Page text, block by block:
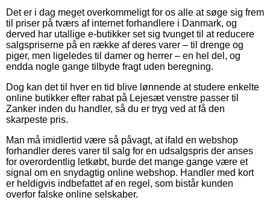
Det er i dag meget overkommeligt for os alle at søge sig frem
til priser på tværs af internet forhandlere i Danmark, og
derved har utallige e-butikker set sig tvunget til at reducere
salgspriserne på en række af deres varer – til drenge og
piger, men ligeledes til damer og herrer – en hel del, og
endda nogle gange tilbyde fragt uden beregning.
Dog kan det til hver en tid blive lønnende at studere enkelte
online butikker efter rabat på Lejesæt venstre passer til
Zanker inden du handler, så du er tryg ved at få den
skarpeste pris.
Man må imidlertid være så påvagt, at ifald en webshop
forhandler deres varer til salg for en udsalgspris der anses
for overordentlig letkøbt, burde det mange gange være et
signal om en snydagtig online webshop. Handler med kort
er heldigvis indbefattet af en regel, som bistår kunden
overfor falske online selskaber.